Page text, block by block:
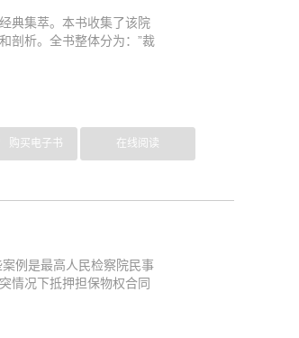
典集萃。本书收集了该院
剖析。全书整体分为：”裁
购买电子书 在线阅读
例是最高人民检察院民事
情况下抵押担保物权合同